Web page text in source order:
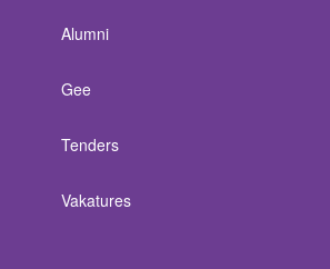
Alumni
Gee
Tenders
Vakatures